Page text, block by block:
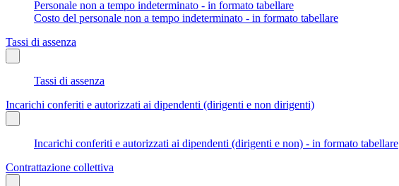
Personale non a tempo indeterminato - in formato tabellare
Costo del personale non a tempo indeterminato - in formato tabellare
Tassi di assenza
Tassi di assenza
Incarichi conferiti e autorizzati ai dipendenti (dirigenti e non dirigenti)
Incarichi conferiti e autorizzati ai dipendenti (dirigenti e non) - in formato tabellare
Contrattazione collettiva